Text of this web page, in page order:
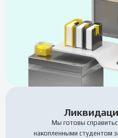
Мы готовы
накопленными студентом